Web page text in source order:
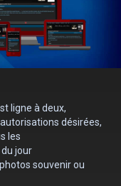
ligne à deux,
désirées,
les
jour
souvenir ou